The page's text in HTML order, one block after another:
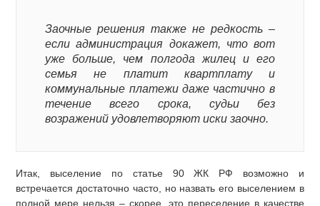
Заочные решения также не редкость –
если администрация докажет, что вот
уже больше, чем полгода жилец и его
семья не платит квартплату и
коммунальные платежи даже частично в
течение всего срока, судьи без
возражений удовлетворяют иски заочно.
Итак, выселение по статье 90 ЖК РФ возможно и
встречается достаточно часто, но назвать его выселением в
полной мере нельзя – скорее, это переселение в качестве